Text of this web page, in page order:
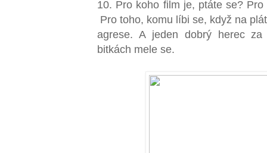
10. Pro koho film je, ptáte se?
Pro toho, komu líbi se, když na
agrese. A jeden dobrý herec za
bitkách mele se.